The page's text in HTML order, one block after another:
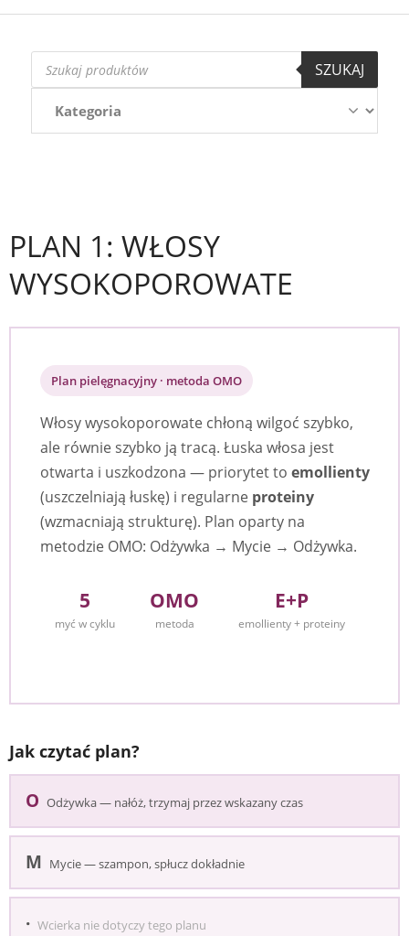
Wyszukiwarka
produktów
SZUKAJ
PLAN 1: WŁOSY
WYSOKOPOROWATE
Plan pielęgnacyjny · metoda OMO
Włosy wysokoporowate chłoną wilgoć szybko,
ale równie szybko ją tracą. Łuska włosa jest
otwarta i uszkodzona — priorytet to emollienty
(uszczelniają łuskę) i regularne proteiny
(wzmacniają strukturę). Plan oparty na
metodzie OMO: Odżywka → Mycie → Odżywka.
5
myć w cyklu
OMO
metoda
E+P
emollienty + proteiny
Jak czytać plan?
O Odżywka — nałóż, trzymaj przez wskazany czas
M Mycie — szampon, spłucz dokładnie
· Wcierka nie dotyczy tego planu